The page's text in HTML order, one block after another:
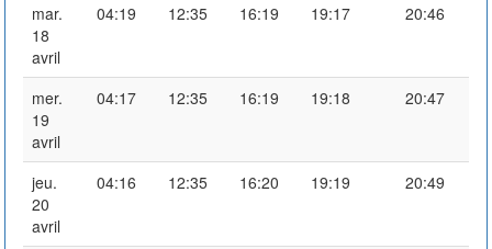
mar.
18
avril
04:19 12:35 16:19 19:17 20:46
mer.
19
avril
04:17 12:35 16:19 19:18 20:47
jeu.
20
avril
04:16 12:35 16:20 19:19 20:49